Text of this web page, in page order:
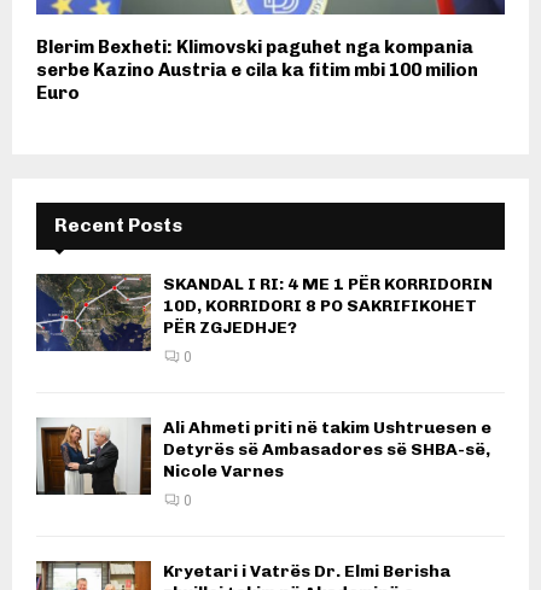
Blerim Bexheti: Klimovski paguhet nga kompania
serbe Kazino Austria e cila ka fitim mbi 100 milion
Euro
Recent Posts
SKANDAL I RI: 4 ME 1 PËR KORRIDORIN
10D, KORRIDORI 8 PO SAKRIFIKOHET
PËR ZGJEDHJE?
0
Ali Ahmeti priti në takim Ushtruesen e
Detyrës së Ambasadores së SHBA-së,
Nicole Varnes
0
Kryetari i Vatrës Dr. Elmi Berisha